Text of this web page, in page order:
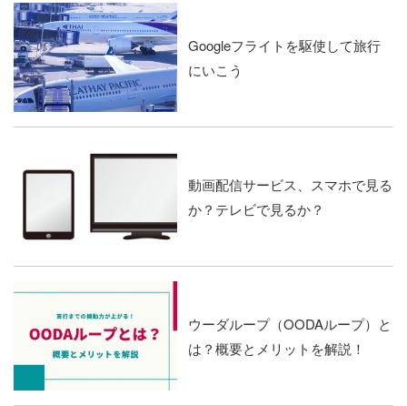
Googleフライトを駆使して旅行
にいこう
動画配信サービス、スマホで見る
か？テレビで見るか？
ウーダループ（OODAループ）と
は？概要とメリットを解説！